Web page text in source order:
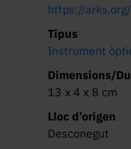
https://
Tipus
Instrument
Dimensions/
13 x 4 x 8 cm
Lloc d’origen
Desconegut